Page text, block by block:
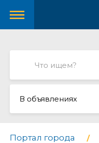
В объявлениях
Портал города